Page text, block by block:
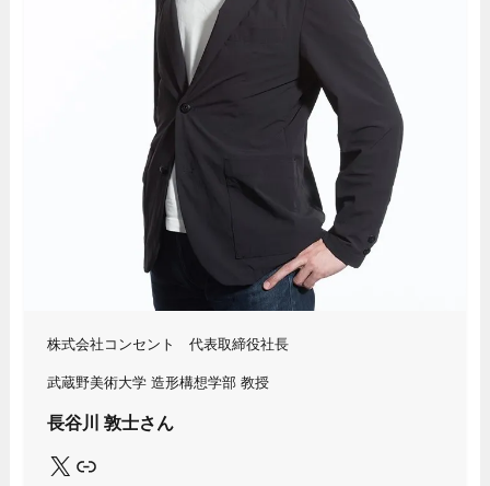
株式会社コンセント 代表取締役社長
武蔵野美術大学 造形構想学部 教授
長谷川 敦士さん
X Link